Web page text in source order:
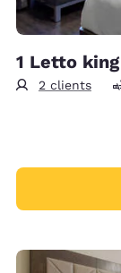
1 Letto
2 clients